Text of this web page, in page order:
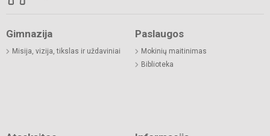
Gimnazija
Misija, vizija, tikslas ir uždaviniai
Paslaugos
Mokinių maitinimas
Biblioteka